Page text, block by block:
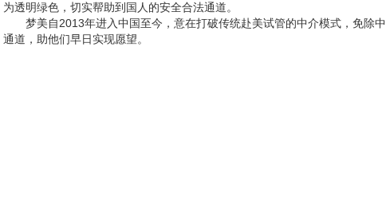
为透明绿色，切实帮助到国人的安全合法通道。
梦美自2013年进入中国至今，意在打破传统赴美试管的中介模式，免除
通道，助他们早日实现愿望。